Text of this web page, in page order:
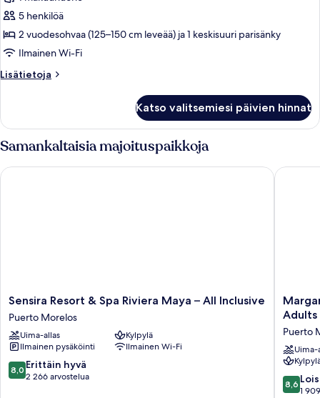
5 henkilöä
2 vuodesohvaa (125–150 cm leveää) ja 1 keskisuuri parisänky
Ilmainen Wi-Fi
Lisätietoja
Lisätietoja
Katso valitsemiesi päivien hinnat
Samankaltaisia majoituspaikkoja
Sensira
Resort
&
Spa
Riviera
Maya
–
Sensira Resort & Spa Riviera Maya – All Inclusive
Puerto Morelos
Uima-allas
Kylpylä
Ilmainen pysäköinti
Ilmainen Wi-Fi
8.0
kautta
8,0 Erittäin hyvä
2 266 arvostelua
Sensira Resort & Spa Riviera Maya – All Inclusive
Island
Riviera
Maya
-
An
Adults
Adults
Puerto
Uima-
8.6
kautta
8,6
1